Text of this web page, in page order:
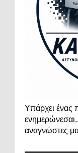
Υπάρχει ένας
αναγνώστες